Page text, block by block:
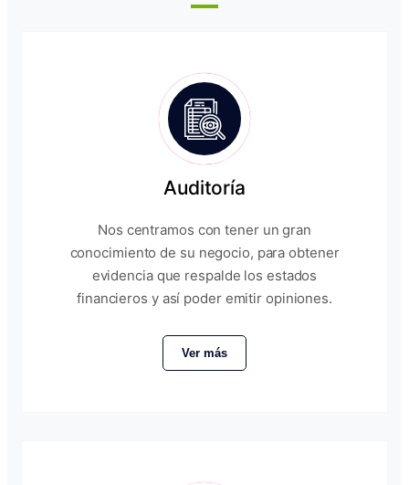
Auditoría
Nos centramos con tener un gran
conocimiento de su negocio, para obtener
evidencia que respalde los estados
financieros y así poder emitir opiniones.
Ver más